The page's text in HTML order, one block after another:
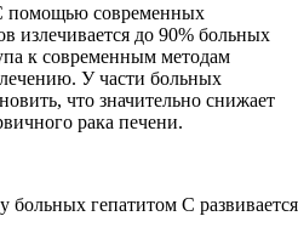
помощью современных
излечивается до 90% больных
к современным методам
У части больных
что значительно снижает
рака печени.
гепатитом С